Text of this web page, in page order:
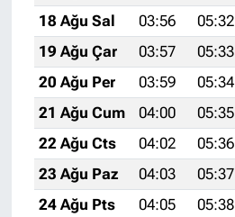
18 Ağu Sal
03:56 05:32
19 Ağu Çar
03:57 05:33
20 Ağu Per
03:59 05:34
21 Ağu Cum
04:00 05:35
22 Ağu Cts
04:02 05:36
23 Ağu Paz
04:03 05:37
24 Ağu Pts
04:05 05:38